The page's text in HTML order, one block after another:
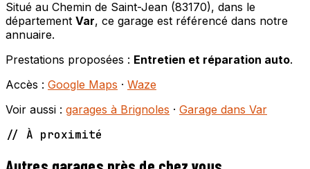
Situé au Chemin de Saint-Jean (83170), dans le
département Var, ce garage est référencé dans notre
annuaire.
Prestations proposées : Entretien et réparation auto.
Accès : Google Maps · Waze
Voir aussi : garages à Brignoles · Garage dans Var
// À proximité